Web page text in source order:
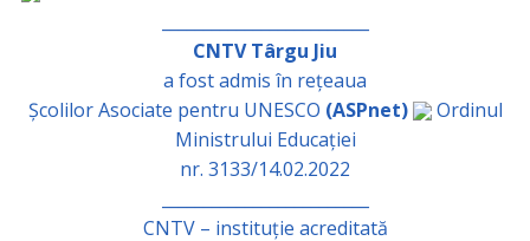
CNTV Târgu Jiu
a fost admis în rețeaua
Școlilor Asociate pentru UNESCO (ASPnet)
Ordinul
Ministrului Educației
nr. 3133/14.02.2022
CNTV – instituție acreditată